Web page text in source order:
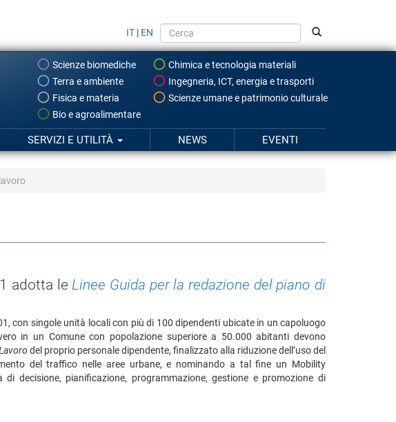
IT | EN
Scienze biomediche
Chimica e tecnologia materiali
Terra e ambiente
Ingegneria, ICT, energia e trasporti
Fisica e materia
Scienze umane e patrimonio culturale
Bio e agroalimentare
SERVIZI E UTILITÀ NEWS EVENTI
adotta leLinee Guida per la redazione del piano di
con singole unità locali con più di 100 dipendenti ubicate in un capoluogo
in un Comune con popolazione superiore a 50.000 abitanti devono
del proprio personale dipendente, finalizzato alla riduzione dell’uso del
del traffico nelle aree urbane, e nominando a tal fine un Mobility
decisione, pianificazione, programmazione, gestione e promozione di